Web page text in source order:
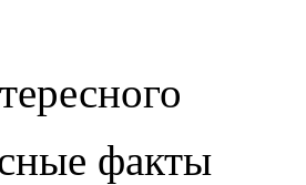
факты